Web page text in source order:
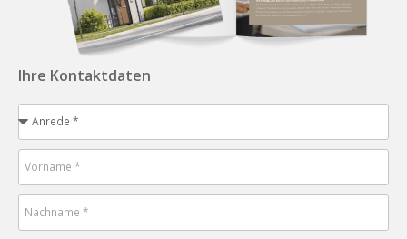
Ihre Kontaktdaten